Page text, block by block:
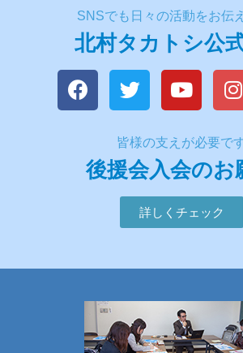
北村タカトシ公
SNSでも日々の活動をお伝
後援会入会のお
皆様の支えが必要で
詳しくチェック